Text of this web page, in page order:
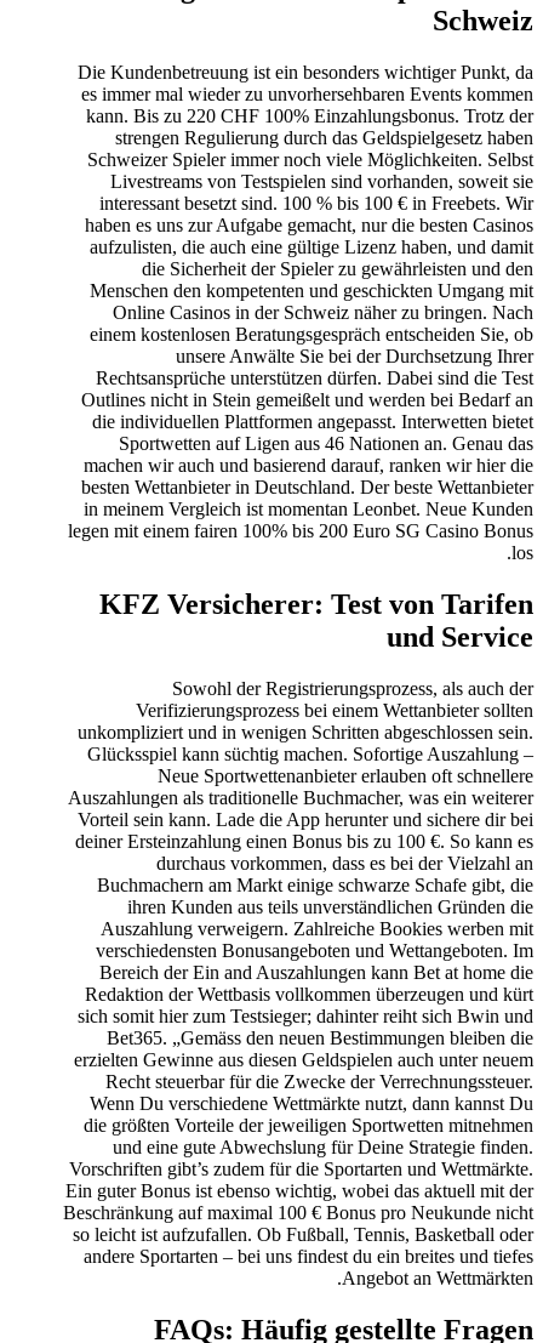
Schweiz
Die Kundenbetreuung ist ein besonders wichtiger Punkt, da
es immer mal wieder zu unvorhersehbaren Events kommen
kann. Bis zu 220 CHF 100% Einzahlungsbonus. Trotz der
strengen Regulierung durch das Geldspielgesetz haben
Schweizer Spieler immer noch viele Möglichkeiten. Selbst
Livestreams von Testspielen sind vorhanden, soweit sie
interessant besetzt sind. 100 % bis 100 € in Freebets. Wir
haben es uns zur Aufgabe gemacht, nur die besten Casinos
aufzulisten, die auch eine gültige Lizenz haben, und damit
die Sicherheit der Spieler zu gewährleisten und den
Menschen den kompetenten und geschickten Umgang mit
Online Casinos in der Schweiz näher zu bringen. Nach
einem kostenlosen Beratungsgespräch entscheiden Sie, ob
unsere Anwälte Sie bei der Durchsetzung Ihrer
Rechtsansprüche unterstützen dürfen. Dabei sind die Test
Outlines nicht in Stein gemeißelt und werden bei Bedarf an
die individuellen Plattformen angepasst. Interwetten bietet
Sportwetten auf Ligen aus 46 Nationen an. Genau das
machen wir auch und basierend darauf, ranken wir hier die
besten Wettanbieter in Deutschland. Der beste Wettanbieter
in meinem Vergleich ist momentan Leonbet. Neue Kunden
legen mit einem fairen 100% bis 200 Euro SG Casino Bonus
los.
KFZ Versicherer: Test von Tarifen
und Service
Sowohl der Registrierungsprozess, als auch der
Verifizierungsprozess bei einem Wettanbieter sollten
unkompliziert und in wenigen Schritten abgeschlossen sein.
Glücksspiel kann süchtig machen. Sofortige Auszahlung –
Neue Sportwettenanbieter erlauben oft schnellere
Auszahlungen als traditionelle Buchmacher, was ein weiterer
Vorteil sein kann. Lade die App herunter und sichere dir bei
deiner Ersteinzahlung einen Bonus bis zu 100 €. So kann es
durchaus vorkommen, dass es bei der Vielzahl an
Buchmachern am Markt einige schwarze Schafe gibt, die
ihren Kunden aus teils unverständlichen Gründen die
Auszahlung verweigern. Zahlreiche Bookies werben mit
verschiedensten Bonusangeboten und Wettangeboten. Im
Bereich der Ein and Auszahlungen kann Bet at home die
Redaktion der Wettbasis vollkommen überzeugen und kürt
sich somit hier zum Testsieger; dahinter reiht sich Bwin und
Bet365. „Gemäss den neuen Bestimmungen bleiben die
erzielten Gewinne aus diesen Geldspielen auch unter neuem
Recht steuerbar für die Zwecke der Verrechnungssteuer.
Wenn Du verschiedene Wettmärkte nutzt, dann kannst Du
die größten Vorteile der jeweiligen Sportwetten mitnehmen
und eine gute Abwechslung für Deine Strategie finden.
Vorschriften gibt’s zudem für die Sportarten und Wettmärkte.
Ein guter Bonus ist ebenso wichtig, wobei das aktuell mit der
Beschränkung auf maximal 100 € Bonus pro Neukunde nicht
so leicht ist aufzufallen. Ob Fußball, Tennis, Basketball oder
andere Sportarten – bei uns findest du ein breites und tiefes
Angebot an Wettmärkten.
FAQs: Häufig gestellte Fragen